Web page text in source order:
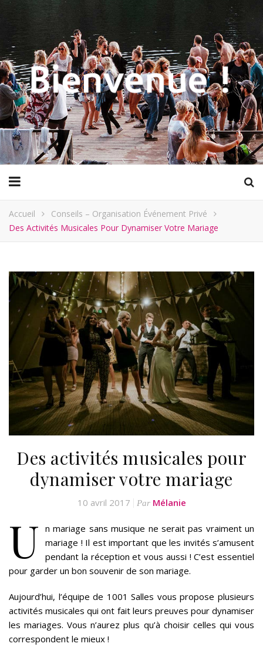
Accueil
Conseils – Organisation Événement Privé
Des Activités Musicales Pour Dynamiser Votre Mariage
Des activités musicales pour
dynamiser votre mariage
10 avril 2017 Par Mélanie
U n mariage sans musique ne serait pas vraiment un
mariage ! Il est important que les invités s’amusent
pendant la réception et vous aussi ! C’est essentiel
pour garder un bon souvenir de son mariage.
Aujourd’hui, l’équipe de 1001 Salles vous propose plusieurs
activités musicales qui ont fait leurs preuves pour dynamiser
les mariages. Vous n’aurez plus qu’à choisir celles qui vous
correspondent le mieux !